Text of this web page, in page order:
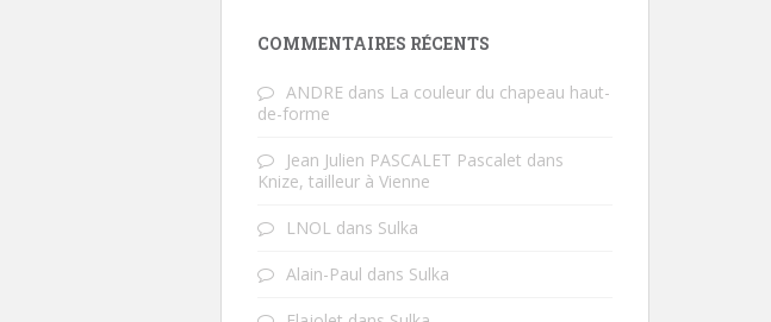
COMMENTAIRES RÉCENTS
ANDRE dans La couleur du chapeau haut-
de-forme
Jean Julien PASCALET Pascalet dans
Knize, tailleur à Vienne
LNOL dans Sulka
Alain-Paul dans Sulka